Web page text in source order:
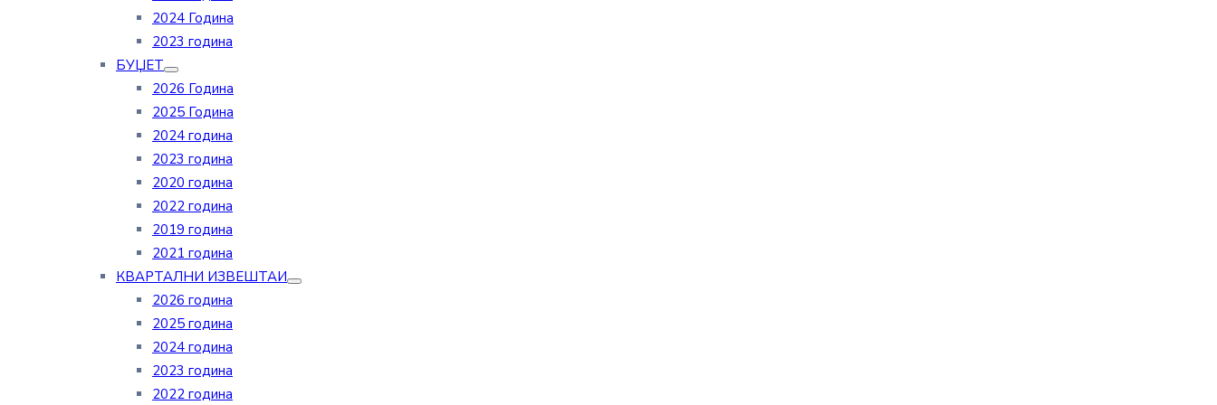
2024 Година
2023 година
БУЏЕТ
2026 Година
2025 Година
2024 година
2023 година
2020 година
2022 година
2019 година
2021 година
КВАРТАЛНИ ИЗВЕШТАИ
2026 година
2025 година
2024 година
2023 година
2022 година